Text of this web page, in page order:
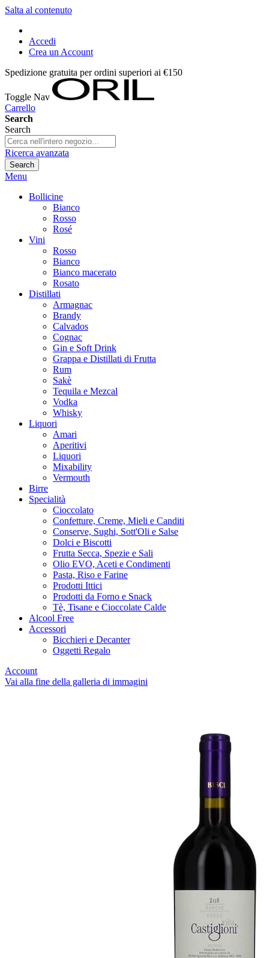
Salta al contenuto
Accedi
Crea un Account
Spedizione gratuita per ordini superiori ai €150
Toggle Nav
Carrello
Search
Search
Ricerca avanzata
Search
Menu
Bollicine
Bianco
Rosso
Rosé
Vini
Rosso
Bianco
Bianco macerato
Rosato
Distillati
Armagnac
Brandy
Calvados
Cognac
Gin e Soft Drink
Grappa e Distillati di Frutta
Rum
Sakè
Tequila e Mezcal
Vodka
Whisky
Liquori
Amari
Aperitivi
Liquori
Mixability
Vermouth
Birre
Specialità
Cioccolato
Confetture, Creme, Mieli e Canditi
Conserve, Sughi, Sott'Oli e Salse
Dolci e Biscotti
Frutta Secca, Spezie e Sali
Olio EVO, Aceti e Condimenti
Pasta, Riso e Farine
Prodotti Ittici
Prodotti da Forno e Snack
Tè, Tisane e Cioccolate Calde
Alcool Free
Accessori
Bicchieri e Decanter
Oggetti Regalo
Account
Vai alla fine della galleria di immagini